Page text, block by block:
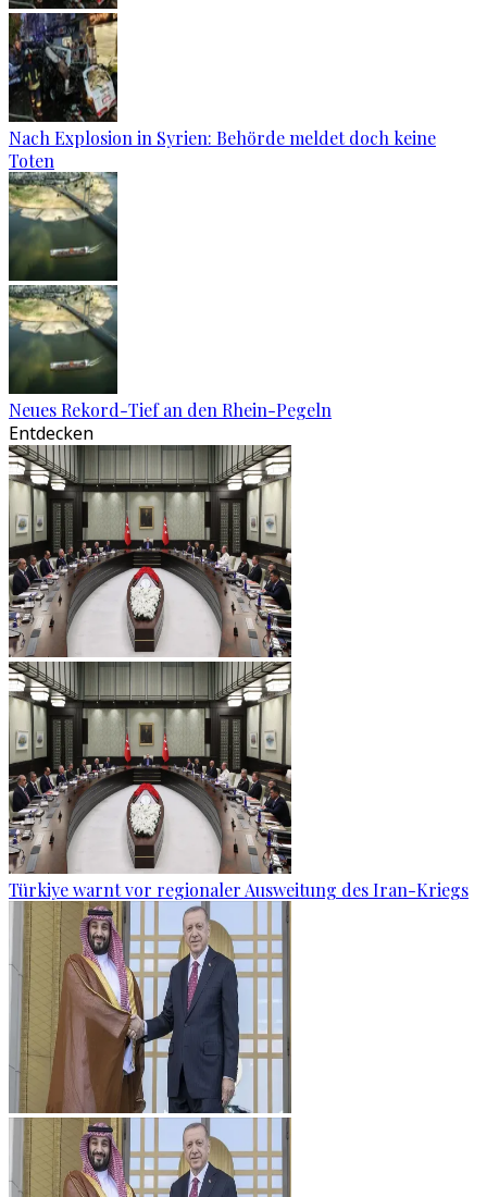
Nach Explosion in Syrien: Behörde meldet doch keine
Toten
Neues Rekord-Tief an den Rhein-Pegeln
Entdecken
Türkiye warnt vor regionaler Ausweitung des Iran-Kriegs